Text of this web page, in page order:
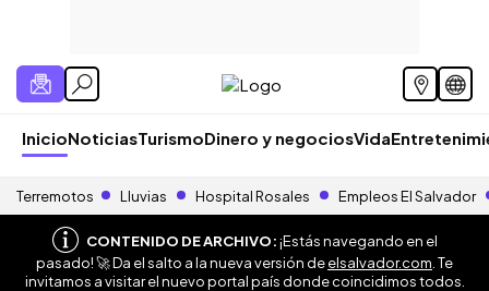
InicioNoticiasTurismoDinero y negociosVida
Terremotos Lluvias Hospital Rosales Empleos El Salvador
CONTENIDO DE ARCHIVO:¡Estás navegando en el
pasado! 🚀 Da el salto a la nueva versión deelsalvador.com . Te
invitamos a visitar el nuevo portal país donde coincidimos todos.